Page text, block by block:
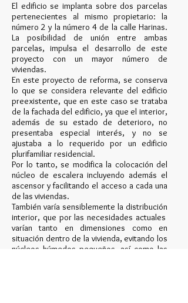
El edificio se implanta sobre dos parcelas
pertenecientes al mismo propietario: la
número 2 y la número 4 de la calle Harinas.
La posibilidad de unión entre ambas
parcelas, impulsa el desarrollo de este
proyecto con un mayor número de
viviendas.
En este proyecto de reforma, se conserva
lo que se considera relevante del edificio
preexistente, que en este caso se trataba
de la fachada del edificio, ya que el interior,
además de su estado de deterioro, no
presentaba especial interés, y no se
ajustaba a lo requerido por un edificio
plurifamiliar residencial.
Por lo tanto, se modifica la colocación del
núcleo de escalera incluyendo además el
ascensor y facilitando el acceso a cada una
de las viviendas.
También varía sensiblemente la distribución
interior, que por las necesidades actuales
varían tanto en dimensiones como en
situación dentro de la vivienda, evitando los
núcleos húmedos pequeños, así como las